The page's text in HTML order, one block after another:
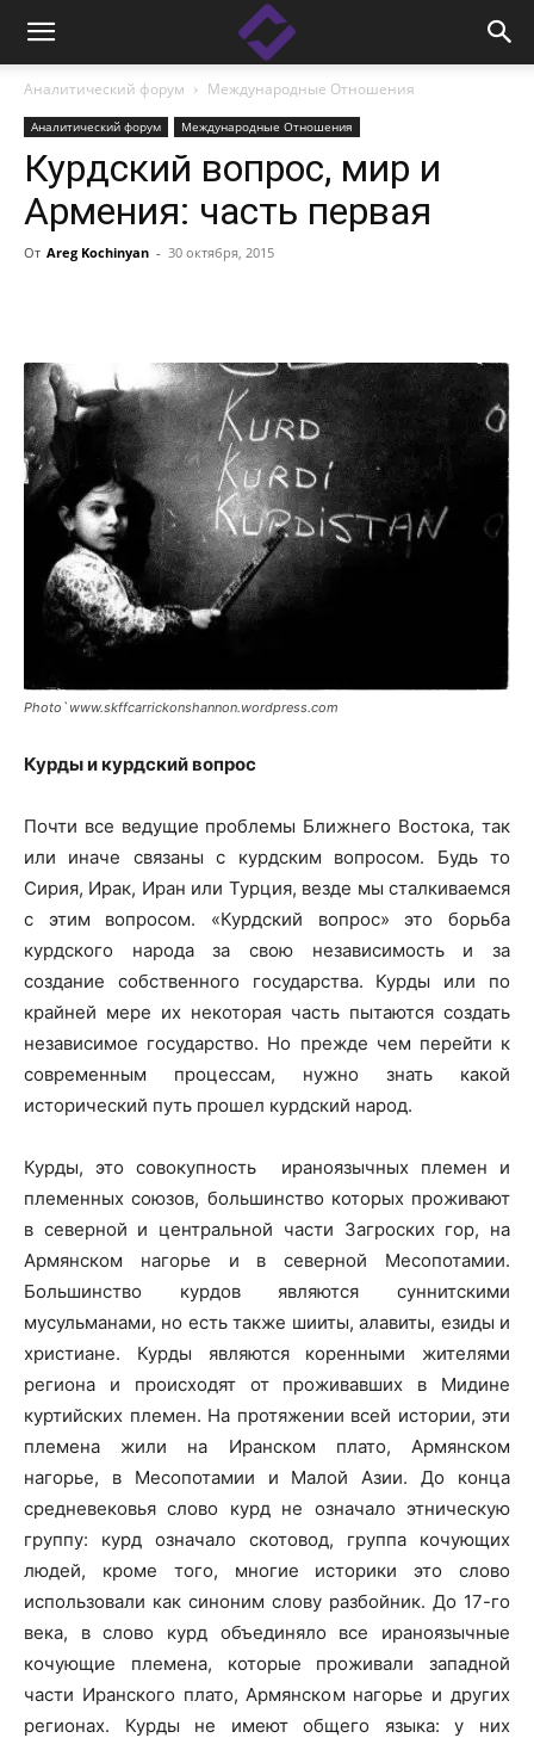
Аналитический форум Международные Отношения
Аналитический форум Международные Отношения
Курдский вопрос, мир и
Армения: часть первая
От Areg Kochinyan - 30 октября, 2015
Photo՝ www.skffcarrickonshannon.wordpress.com
Курды и курдский вопрос
Почти все ведущие проблемы Ближнего Востока, так
или иначе связаны с курдским вопросом. Будь то
Сирия, Ирак, Иран или Турция, везде мы сталкиваемся
с этим вопросом. «Курдский вопрос» это борьба
курдского народа за свою независимость и за
создание собственного государства. Курды или по
крайней мере их некоторая часть пытаются создать
независимое государство. Но прежде чем перейти к
современным процессам, нужно знать какой
исторический путь прошел курдский народ.
Курды, это совокупность ираноязычных племен и
племенных союзов, большинство которых проживают
в северной и центральной части Загроских гор, на
Армянском нагорье и в северной Месопотамии.
Большинство курдов являются суннитскими
мусульманами, но есть также шииты, алавиты, езиды и
христиане. Курды являются коренными жителями
региона и происходят от проживавших в Мидине
куртийских племен. На протяжении всей истории, эти
племена жили на Иранском плато, Армянском
нагорье, в Месопотамии и Малой Азии. До конца
средневековья слово курд не означало этническую
группу: курд означало скотовод, группа кочующих
людей, кроме того, многие историки это слово
использовали как синоним слову разбойник. До 17-го
века, в слово курд объединяло все ираноязычные
кочующие племена, которые проживали западной
части Иранского плато, Армянском нагорье и других
регионах. Курды не имеют общего языка: у них